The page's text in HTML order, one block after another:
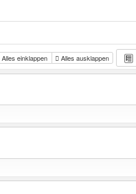
Alles einklappen Alles ausklappen